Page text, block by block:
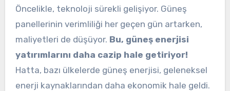
Öncelikle, teknoloji sürekli gelişiyor. Güneş
panellerinin verimliliği her geçen gün artarken,
maliyetleri de düşüyor. Bu, güneş enerjisi
yatırımlarını daha cazip hale getiriyor!
Hatta, bazı ülkelerde güneş enerjisi, geleneksel
enerji kaynaklarından daha ekonomik hale geldi.